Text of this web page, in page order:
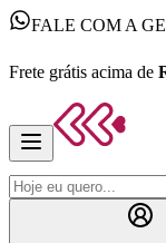
FALE COM A
Frete grátis acima de